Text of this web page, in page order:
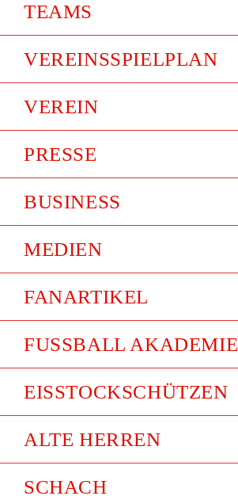
TEAMS
VEREINSSPIELPLAN
VEREIN
PRESSE
BUSINESS
MEDIEN
FANARTIKEL
FUSSBALL AKADEMIE
EISSTOCKSCHÜTZEN
ALTE HERREN
SCHACH